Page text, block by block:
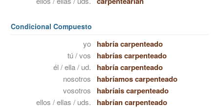
Condicional Compuesto
yo habría carpenteado
tú / vos habrías carpenteado
él / ella / ud. habría carpenteado
nosotros habríamos carpenteado
vosotros habríais carpenteado
ellos / ellas / uds. habrían carpenteado